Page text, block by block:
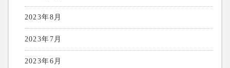
2023年8月
2023年7月
2023年6月